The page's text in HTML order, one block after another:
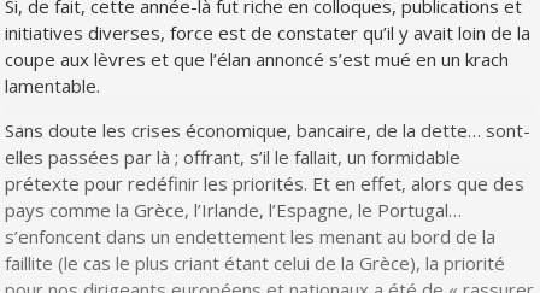
Si, de fait, cette année-là fut riche en colloques, publications et
initiatives diverses, force est de constater qu’il y avait loin de la
coupe aux lèvres et que l’élan annoncé s’est mué en un krach
lamentable.
Sans doute les crises économique, bancaire, de la dette… sont-
elles passées par là ; offrant, s’il le fallait, un formidable
prétexte pour redéfinir les priorités. Et en effet, alors que des
pays comme la Grèce, l’Irlande, l’Espagne, le Portugal…
s’enfoncent dans un endettement les menant au bord de la
faillite (le cas le plus criant étant celui de la Grèce), la priorité